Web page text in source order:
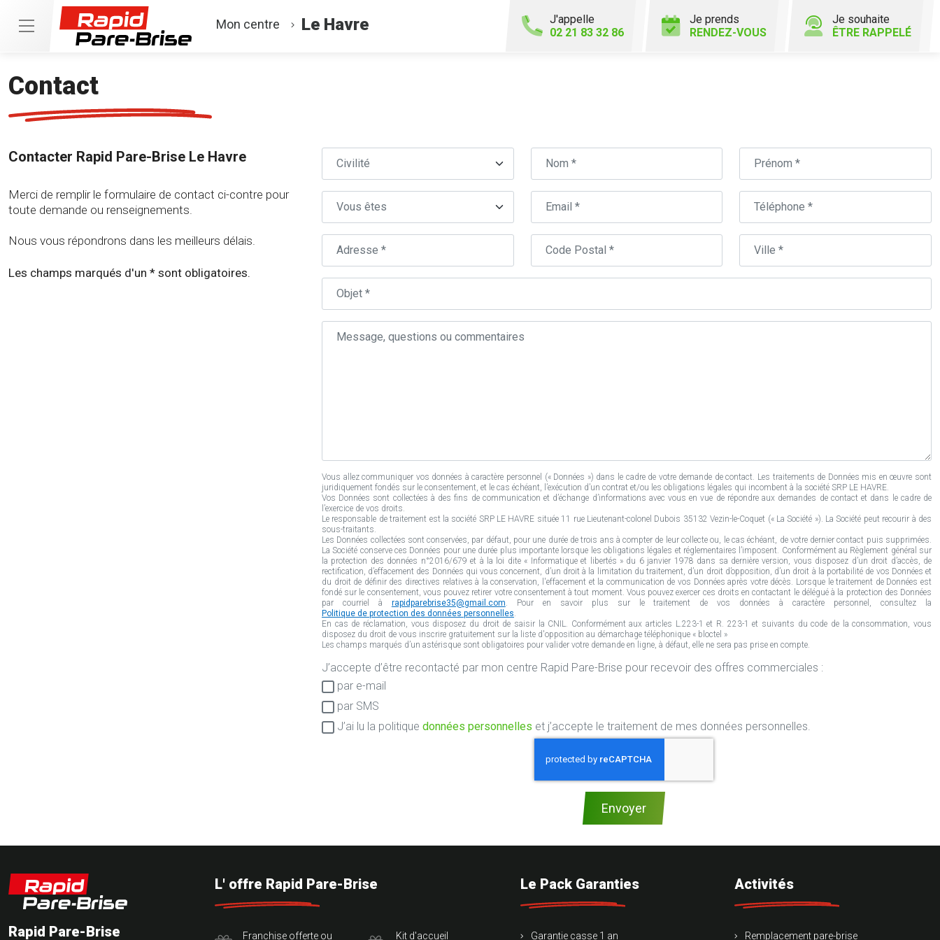
Mon centre Le Havre
J'appelle
02 21 83 32 86
Je prends
RENDEZ-VOUS
Je souhaite
ÊTRE RAPPELÉ
Contact
Contacter Rapid Pare-Brise Le Havre
Merci de remplir le formulaire de contact ci-contre pour
toute demande ou renseignements.
Nous vous répondrons dans les meilleurs délais.
Les champs marqués d'un * sont obligatoires.
Civilité Nom Prénom
Type Email Téléphone
Adresse
Code
Ville
Objet
Centre auto concerné (ville ou CP)
Message,
questions
Vous allez communiquer vos données à caractère personnel (« Données ») dans le cadre de votre demande de contact. Les traitements de Données mis en œuvre sont
juridiquement fondés sur le consentement, et le cas échéant, l’exécution d’un contrat et/ou les obligations légales qui incombent à la société SRP LE HAVRE.
Vos Données sont collectées à des fins de communication et d’échange d’informations avec vous en vue de répondre aux demandes de contact et dans le cadre de
l’exercice de vos droits.
Le responsable de traitement est la société SRP LE HAVRE située 11 rue Lieutenant-colonel Dubois 35132 Vezin-le-Coquet (« La Société »). La Société peut recourir à des
sous-traitants.
Les Données collectées sont conservées, par défaut, pour une durée de trois ans à compter de leur collecte ou, le cas échéant, de votre dernier contact puis supprimées.
La Société conserve ces Données pour une durée plus importante lorsque les obligations légales et réglementaires l’imposent. Conformément au Règlement général sur
la protection des données n°2016/679 et à la loi dite « Informatique et libertés » du 6 janvier 1978 dans sa dernière version, vous disposez d’un droit d’accès, de
rectification, d’effacement des Données qui vous concernent, d’un droit à la limitation du traitement, d’un droit d’opposition, d’un droit à la portabilité de vos Données et
du droit de définir des directives relatives à la conservation, l'effacement et la communication de vos Données après votre décès. Lorsque le traitement de Données est
fondé sur le consentement, vous pouvez retirer votre consentement à tout moment. Vous pouvez exercer ces droits en contactant le délégué à la protection des Données
par courriel à rapidparebrise35@gmail.com. Pour en savoir plus sur le traitement de vos données à caractère personnel, consultez la
Politique de protection des données personnelles.
En cas de réclamation, vous disposez du droit de saisir la CNIL. Conformément aux articles L.223-1 et R. 223-1 et suivants du code de la consommation, vous
disposez du droit de vous inscrire gratuitement sur la liste d'opposition au démarchage téléphonique « bloctel »
Les champs marqués d’un astérisque sont obligatoires pour valider votre demande en ligne, à défaut, elle ne sera pas prise en compte.
Consentement
RGPD
J’accepte d’être recontacté par mon centre Rapid Pare-Brise pour recevoir des offres commerciales :
par e-mail
par SMS
J’ai lu la politique données personnelles et j’accepte le traitement de mes données personnelles.
Envoyer
Rapid Pare-Brise
L' offre Rapid Pare-Brise
Franchise offerte ou Kit d'accueil
Le Pack Garanties
Garantie casse 1 an
Activités
Remplacement pare-brise